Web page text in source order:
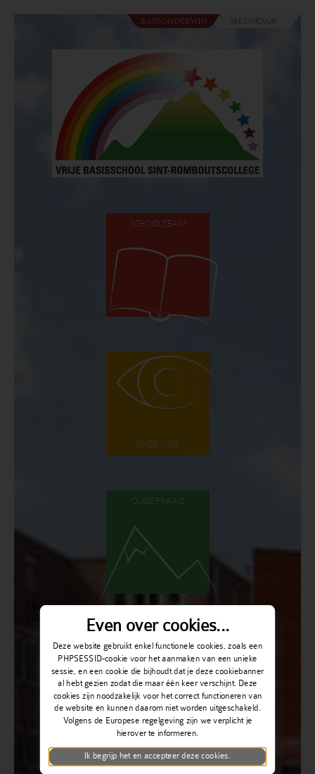
SCHOOLTEAM
ONZE VISIE
OUDERRAAD
PRAKTISCH
Even over cookies...
Deze website gebruikt enkel functionele cookies, zoals een
PHPSESSID-cookie voor het aanmaken van een unieke
sessie, en een cookie die bijhoudt dat je deze cookiebanner
al hebt gezien zodat die maar één keer verschijnt. Deze
cookies zijn noodzakelijk voor het correct functioneren van
de website en kunnen daarom niet worden uitgeschakeld.
Volgens de Europese regelgeving zijn we verplicht je
hierover te informeren.
Ik begrijp het en accepteer deze cookies.